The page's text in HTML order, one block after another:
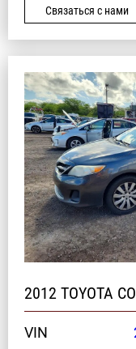
Связаться с нами
2012 TOYOTA
VIN